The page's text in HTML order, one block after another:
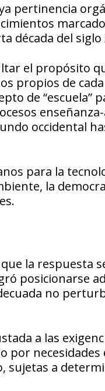
pertinencia
década del siglo
el propósito
propios de
de “escuela”
occidental
para la
la
la respuesta
posicionarse
no
a las
por necesidades
sujetas a